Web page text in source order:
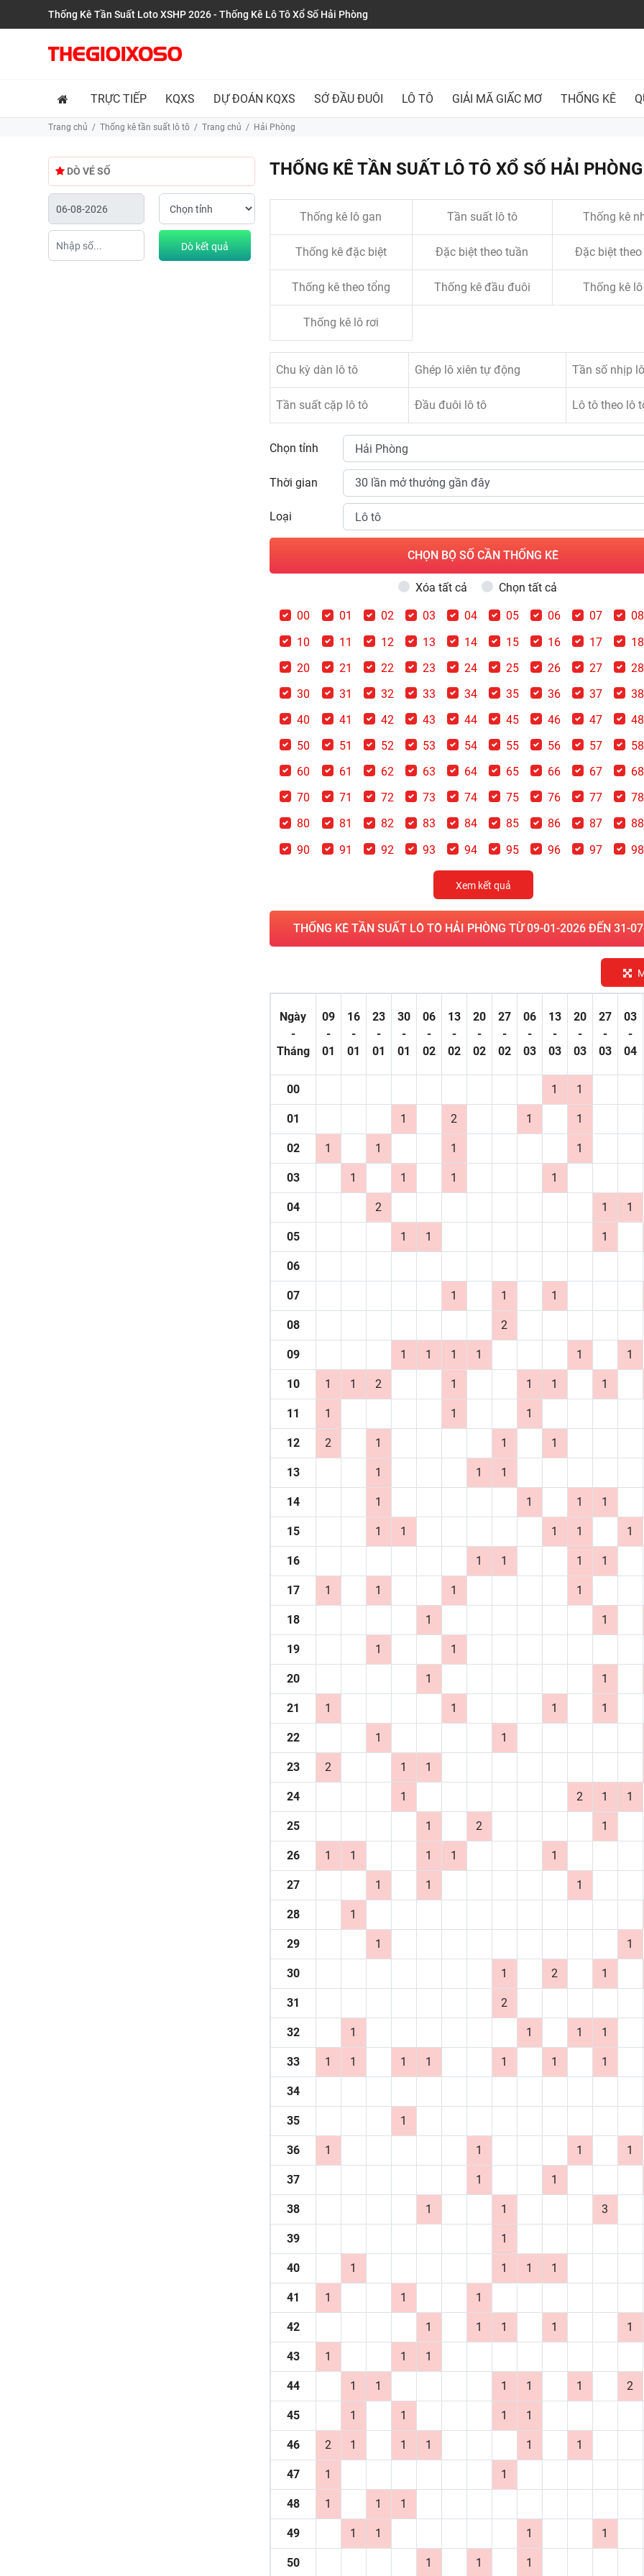
Thống Kê Tần Suất Loto XSHP 2026 - Thống Kê Lô Tô Xổ Số Hải Phòng
TRỰC TIẾP KQXS DỰ ĐOÁN KQXS SỚ ĐẦU ĐUÔI LÔ TÔ GIẢI MÃ GIẤC MƠ THỐNG KÊ
Trang chủ Thống kê tần suất lô tô Trang chủ Hải Phòng
DÒ VÉ SỐ
Dò kết quả
THỐNG KÊ TẦN SUẤT LÔ TÔ XỔ SỐ HẢI PHÒNG
Thống kê lô gan Tần suất lô tô Thống kê
Thống kê đặc biệt Đặc biệt theo tuần Đặc biệt
Thống kê theo tổng Thống kê đầu đuôi Thống kê
Thống kê lô rơi
Chu kỳ dàn lô tô Ghép lô xiên tự động Tần số nhịp
Tần suất cặp lô tô Đầu đuôi lô tô Lô tô theo lô
Chọn tỉnh
Thời gian
Loại
CHỌN BỘ SỐ CẦN THỐNG KÊ
Xóa tất cả Chọn tất cả
00 01 02 03 04 05 06 07 08
10
11 12 13 14 15 16 17 18
20
21 22 23 24 25 26 27 28
30
31 32 33 34 35 36 37 38
40
41 42 43 44 45 46 47 48
50
51 52 53 54 55 56 57 58
60
61 62 63 64 65 66 67 68
70
71 72 73 74 75 76 77 78
80
81 82 83 84 85 86 87 88
90
91 92 93 94 95 96 97 98
Xem kết quả
THỐNG KÊ TẦN SUẤT LÔ TÔ HẢI PHÒNG TỪ 09-01-2026 ĐẾN 31-
Ngày
-
Tháng
09
-
01
16
-
01
23
-
01
30
-
01
06
-
02
13
-
02
20
-
02
27
-
02
06
-
03
13
-
03
20
-
03
27
-
03
03
-
04
00 1 1
01 1 2 1 1
02 1 1 1 1
03 1 1 1 1
04 2 1 1
05 1 1 1
06
07 1 1 1
08 2
09 1 1 1 1 1 1
10 1 1 2 1 1 1 1
11 1 1 1
12 2 1 1 1
13 1 1 1
14 1 1 1 1
15 1 1 1 1 1
16 1 1 1 1
17 1 1 1 1
18 1 1
19 1 1
20 1 1
21 1 1 1 1
22 1 1
23 2 1 1
24 1 2 1 1
25 1 2 1
26 1 1 1 1 1
27 1 1 1
28 1
29 1 1
30 1 2 1
31 2
32 1 1 1 1
33 1 1 1 1 1 1 1
34
35 1
36 1 1 1 1
37 1 1
38 1 1 3
39 1
40 1 1 1 1
41 1 1 1
42 1 1 1 1 1
43 1 1 1
44 1 1 1 1 1 2
45 1 1 1 1
46 2 1 1 1 1 1
47 1 1
48 1 1 1
49 1 1 1 1
50 1 1 1